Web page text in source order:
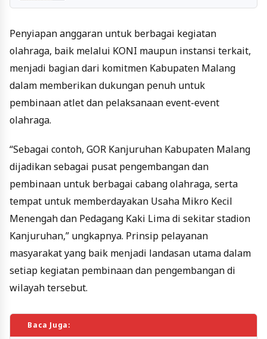
Penyiapan anggaran untuk berbagai kegiatan
olahraga, baik melalui KONI maupun instansi terkait,
menjadi bagian dari komitmen Kabupaten Malang
dalam memberikan dukungan penuh untuk
pembinaan atlet dan pelaksanaan event-event
olahraga.
“Sebagai contoh, GOR Kanjuruhan Kabupaten Malang
dijadikan sebagai pusat pengembangan dan
pembinaan untuk berbagai cabang olahraga, serta
tempat untuk memberdayakan Usaha Mikro Kecil
Menengah dan Pedagang Kaki Lima di sekitar stadion
Kanjuruhan,” ungkapnya. Prinsip pelayanan
masyarakat yang baik menjadi landasan utama dalam
setiap kegiatan pembinaan dan pengembangan di
wilayah tersebut.
Baca Juga: